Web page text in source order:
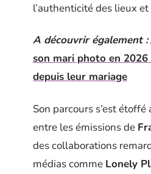
l’authenticité des lieux et
A découvrir également :
son mari photo en 2026
depuis leur mariage
Son parcours s’est
entre les émissions de
des collaborations
médias comme Lonely